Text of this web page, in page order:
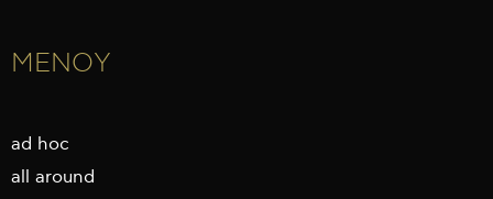
ΜΕΝΟΥ
ad hoc
all around